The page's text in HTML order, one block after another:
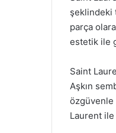
şeklindeki
parça
estetik ile
Saint
Aşkın
özgüvenle
Laurent